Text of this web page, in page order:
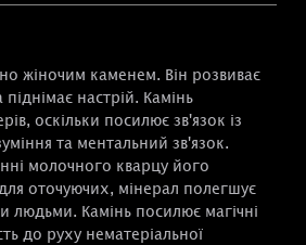
жіночим каменем. Він розвиває
піднімає настрій. Камінь
оскільки посилює зв'язок із
та ментальний зв'язок.
молочного кварцу його
оточуючих, мінерал полегшує
людьми. Камінь посилює магічні
до руху нематеріальної